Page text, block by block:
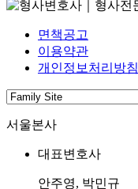
면책공고
이용약관
개인정보처리방침
서울본사
대표변호사
안주영, 박민규